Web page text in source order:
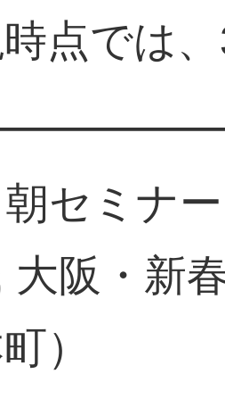
点では
朝セミナ
大阪・新
町）